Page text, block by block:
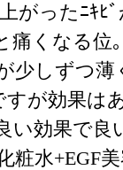
がったﾆｷ
痛くなる位
少しずつ
が効果は
い効果で
水+EGF